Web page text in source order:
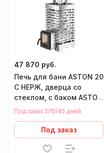
47 870 руб.
Печь для бани ASTON 20
С НЕРЖ, дверца со
стеклом, с баком ASTON
(круглый) (18-22 м.куб)
Под заказ 3/15/45 дней
Под заказ